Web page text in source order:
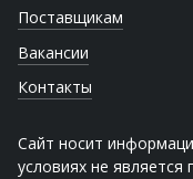
Поставщикам
Вакансии
Контакты
Сайт носит
условиях не